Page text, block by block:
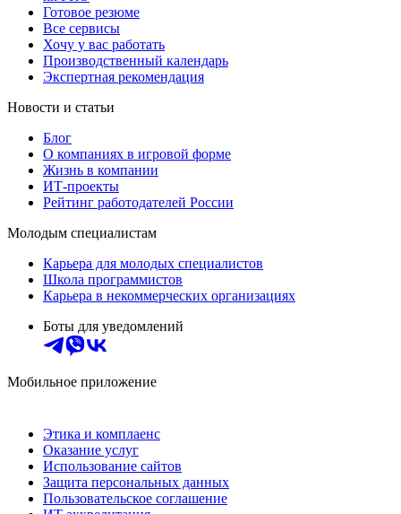
Готовое резюме
Все сервисы
Хочу у вас работать
Производственный календарь
Экспертная рекомендация
Новости и статьи
Блог
О компаниях в игровой форме
Жизнь в компании
ИТ-проекты
Рейтинг работодателей России
Молодым специалистам
Карьера для молодых специалистов
Школа программистов
Карьера в некоммерческих организациях
Боты для уведомлений
Мобильное приложение
Этика и комплаенс
Оказание услуг
Использование сайтов
Защита персональных данных
Пользовательское соглашение